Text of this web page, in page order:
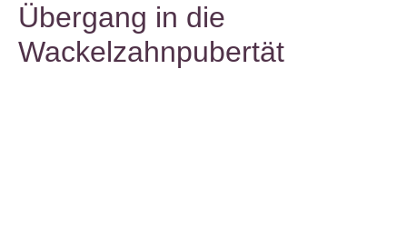
Übergang in die
Wackelzahnpubertät